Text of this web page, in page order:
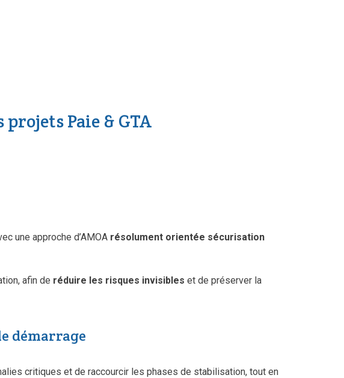
Paie & GTA
une approche d’AMOA résolument orientée sécurisation
afin de réduire les risques invisibles et de préserver la
démarrage
critiques et de raccourcir les phases de stabilisation, tout en